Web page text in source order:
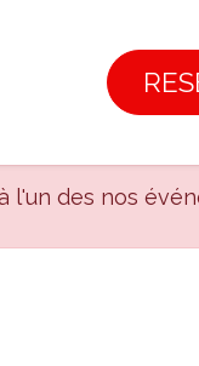
l'un des nos